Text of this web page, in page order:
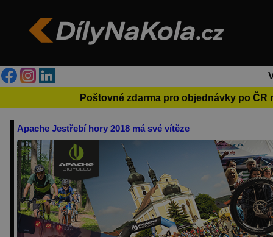
Poštovné zdarma pro objednávky po ČR
Apache Jestřebí hory 2018 má své vítěze